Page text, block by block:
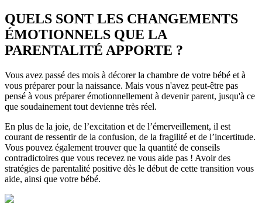
QUELS SONT LES CHANGEMENTS
ÉMOTIONNELS QUE LA
PARENTALITÉ APPORTE ?
Vous avez passé des mois à décorer la chambre de votre bébé et à
vous préparer pour la naissance. Mais vous n'avez peut-être pas
pensé à vous préparer émotionnellement à devenir parent, jusqu'à ce
que soudainement tout devienne très réel.
En plus de la joie, de l’excitation et de l’émerveillement, il est
courant de ressentir de la confusion, de la fragilité et de l’incertitude.
Vous pouvez également trouver que la quantité de conseils
contradictoires que vous recevez ne vous aide pas ! Avoir des
stratégies de parentalité positive dès le début de cette transition vous
aide, ainsi que votre bébé.